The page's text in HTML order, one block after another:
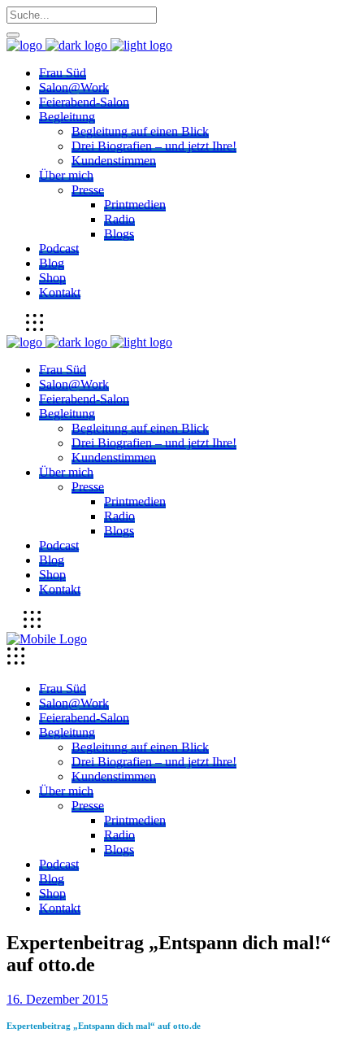
Frau Süd
Salon@Work
Feierabend-Salon
Begleitung
Begleitung auf einen Blick
Drei Biografien – und jetzt Ihre!
Kundenstimmen
Über mich
Presse
Printmedien
Radio
Blogs
Podcast
Blog
Shop
Kontakt
Frau Süd
Salon@Work
Feierabend-Salon
Begleitung
Begleitung auf einen Blick
Drei Biografien – und jetzt Ihre!
Kundenstimmen
Über mich
Presse
Printmedien
Radio
Blogs
Podcast
Blog
Shop
Kontakt
Frau Süd
Salon@Work
Feierabend-Salon
Begleitung
Begleitung auf einen Blick
Drei Biografien – und jetzt Ihre!
Kundenstimmen
Über mich
Presse
Printmedien
Radio
Blogs
Podcast
Blog
Shop
Kontakt
Expertenbeitrag „Entspann dich mal!“
auf otto.de
16. Dezember 2015
Expertenbeitrag „Entspann dich mal“ auf otto.de